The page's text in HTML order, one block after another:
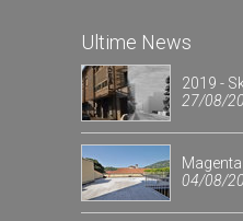
Ultime News
2019 -
27/08/
04/08/